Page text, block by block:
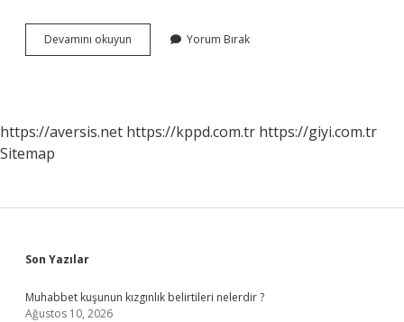
Devamını okuyun
Hapşırmanın
Yorum Bırak
https://aversis.net https://kppd.com.tr https://giyi.com.tr
Sitemap
Sidebar
Son Yazılar
Muhabbet kuşunun kızgınlık belirtileri nelerdir ?
Ağustos 10, 2026